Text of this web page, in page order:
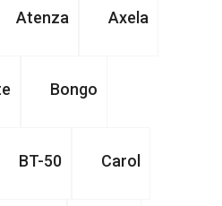
Atenza Axela
Bongo
BT-50 Carol